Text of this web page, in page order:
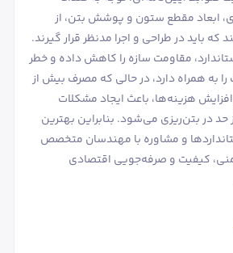
ابعاد مقطع ستون و پوشش بتن، از
باید در طراحی و اجرا مدنظر قرار گیرند.
مقاومت سازه را کاهش داده و خطر
به همراه دارد، در حالی که مصرف بیش از
افزایش هزینه‌ها، باعث ایجاد مشکلات
حد در بتن‌ریزی می‌شود. بنابراین بهترین
و مشاوره با مهندسان متخصص
کیفیت و صرفه‌جویی اقتصادی